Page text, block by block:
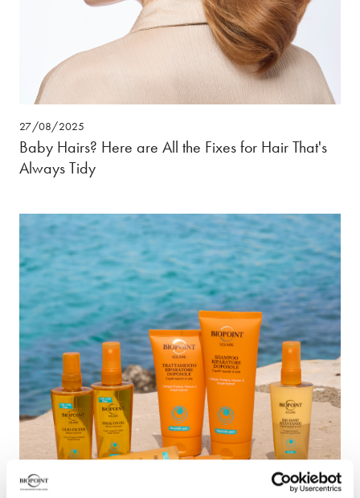
27/08/2025
Baby Hairs? Here are All the Fixes for Hair That's
Always Tidy